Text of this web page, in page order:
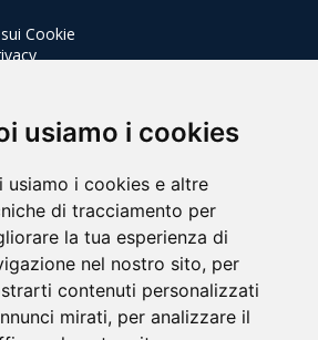
usiamo i cookies
usiamo i cookies e altre
di tracciamento per
la tua esperienza di
nel nostro sito, per
contenuti personalizzati
mirati, per analizzare il
Cookie
Itinerari da Scoprire!
speciali ed informazioni su
Iscriviti